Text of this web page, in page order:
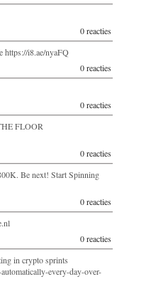
0 reacties
https://i8.ae/nyaFQ
0 reacties
0 reacties
FLOOR
0 reacties
Be next! Start Spinning
0 reacties
0 reacties
in crypto sprints
every-day-over-